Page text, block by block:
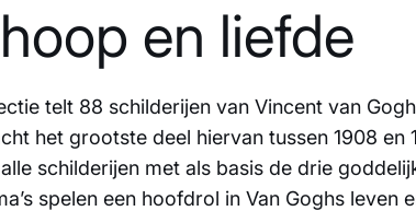
en liefde
telt 88 schilderijen van Vincent van
het grootste deel hiervan tussen 1908 en
schilderijen met als basis de drie
spelen een hoofdrol in Van Goghs leven